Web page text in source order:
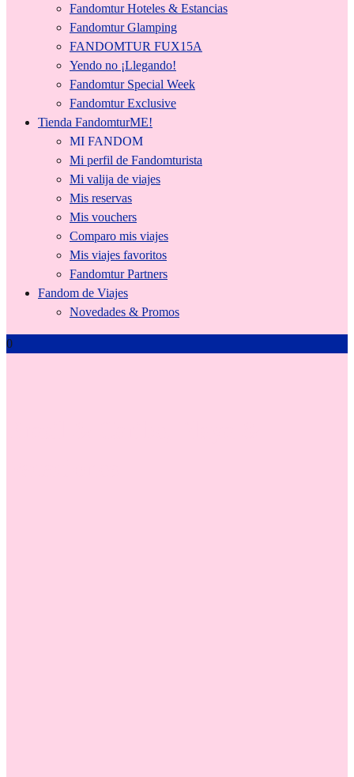
Fandomtur Hoteles & Estancias
Fandomtur Glamping
FANDOMTUR FUX15A
Yendo no ¡Llegando!
Fandomtur Special Week
Fandomtur Exclusive
Tienda FandomturME!
MI FANDOM
Mi perfil de Fandomturista
Mi valija de viajes
Mis reservas
Mis vouchers
Comparo mis viajes
Mis viajes favoritos
Fandomtur Partners
Fandom de Viajes
Novedades & Promos
0